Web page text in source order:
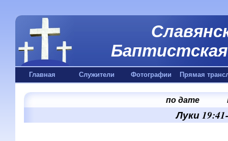
Главная Служители Фотографии Прямая
по дате
Луки